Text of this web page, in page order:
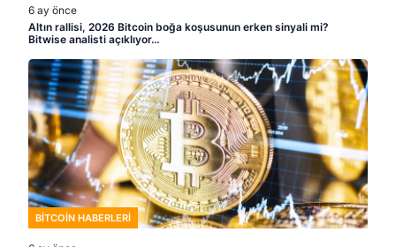
6 ay önce
Altın rallisi, 2026 Bitcoin boğa koşusunun erken sinyali mi?
Bitwise analisti açıklıyor…
BITCOIN HABERLERI